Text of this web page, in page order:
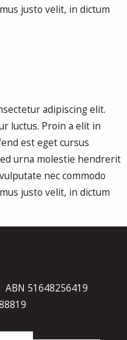
justo velit, in dictum
adipiscing elit.
luctus. Proin a elit in
est eget cursus
urna molestie hendrerit
nec commodo
justo velit, in dictum
ABN 51648256419